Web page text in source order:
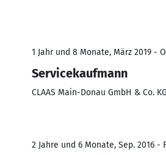
1 Jahr und 8 Monate, März 2019 -
Servicekaufmann
CLAAS Main-Donau GmbH & Co. KG
2 Jahre und 6 Monate, Sep. 2016 -